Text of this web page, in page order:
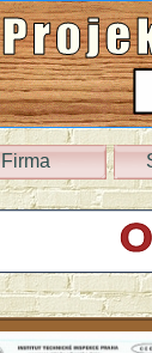
Firma